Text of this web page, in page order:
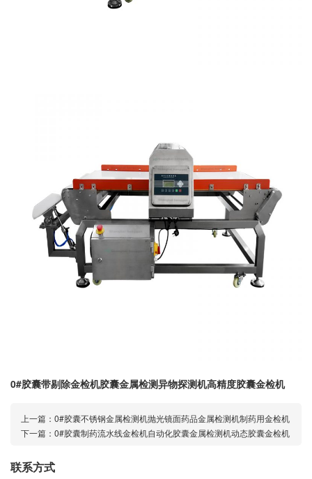
0#胶囊带剔除金检机胶囊金属检测异物探测机高精度胶囊金检机
上一篇： 0#胶囊不锈钢金属检测机抛光镜面药品金属检测机制药用金检机
下一篇： 0#胶囊制药流水线金检机自动化胶囊金属检测机动态胶囊金检机
联系方式